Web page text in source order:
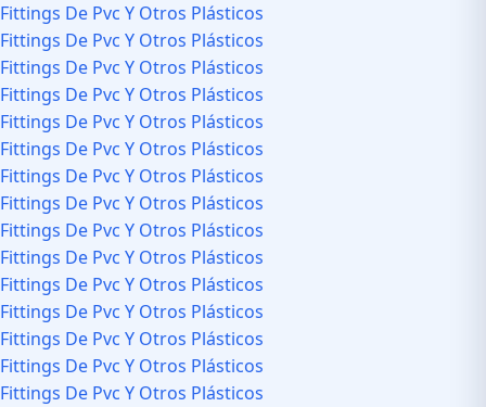
Fittings De Pvc Y Otros Plásticos
Fittings De Pvc Y Otros Plásticos
Fittings De Pvc Y Otros Plásticos
Fittings De Pvc Y Otros Plásticos
Fittings De Pvc Y Otros Plásticos
Fittings De Pvc Y Otros Plásticos
Fittings De Pvc Y Otros Plásticos
Fittings De Pvc Y Otros Plásticos
Fittings De Pvc Y Otros Plásticos
Fittings De Pvc Y Otros Plásticos
Fittings De Pvc Y Otros Plásticos
Fittings De Pvc Y Otros Plásticos
Fittings De Pvc Y Otros Plásticos
Fittings De Pvc Y Otros Plásticos
Fittings De Pvc Y Otros Plásticos